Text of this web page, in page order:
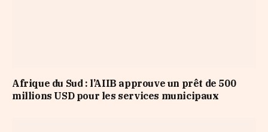
Afrique du Sud : l’AIIB approuve un prêt de 500
millions USD pour les services municipaux